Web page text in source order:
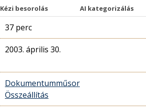
Kézi besorolás AI kategorizálás
37 perc
2003. április 30.
Dokumentumműsor
Összeállítás